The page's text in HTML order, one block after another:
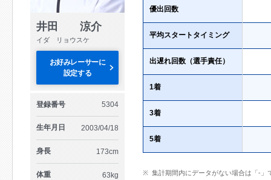
井田 涼介
イダ リョウスケ
お好みレーサーに
設定する
登録番号 5304
生年月日 2003/04/18
身長 173cm
体重 63kg
優出回数
平均スタートタイミング
出遅れ回数（選手責任）
1着
3着
5着
集計期間内にデータがない場合は「-」